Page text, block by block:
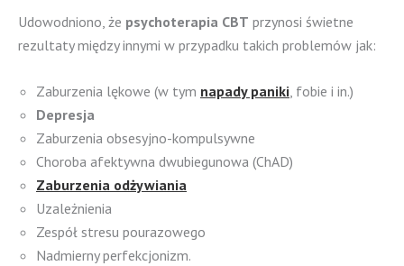
Udowodniono, że psychoterapia CBT przynosi świetne
rezultaty między innymi w przypadku takich problemów jak:
Zaburzenia lękowe (w tym napady paniki, fobie i in.)
Depresja
Zaburzenia obsesyjno-kompulsywne
Choroba afektywna dwubiegunowa (ChAD)
Zaburzenia odżywiania
Uzależnienia
Zespół stresu pourazowego
Nadmierny perfekcjonizm.